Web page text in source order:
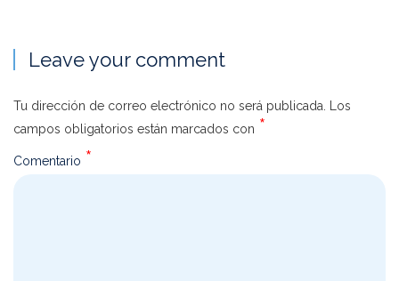
Leave your comment
Tu dirección de correo electrónico no será publicada.
Los
campos obligatorios están marcados con *
Comentario *